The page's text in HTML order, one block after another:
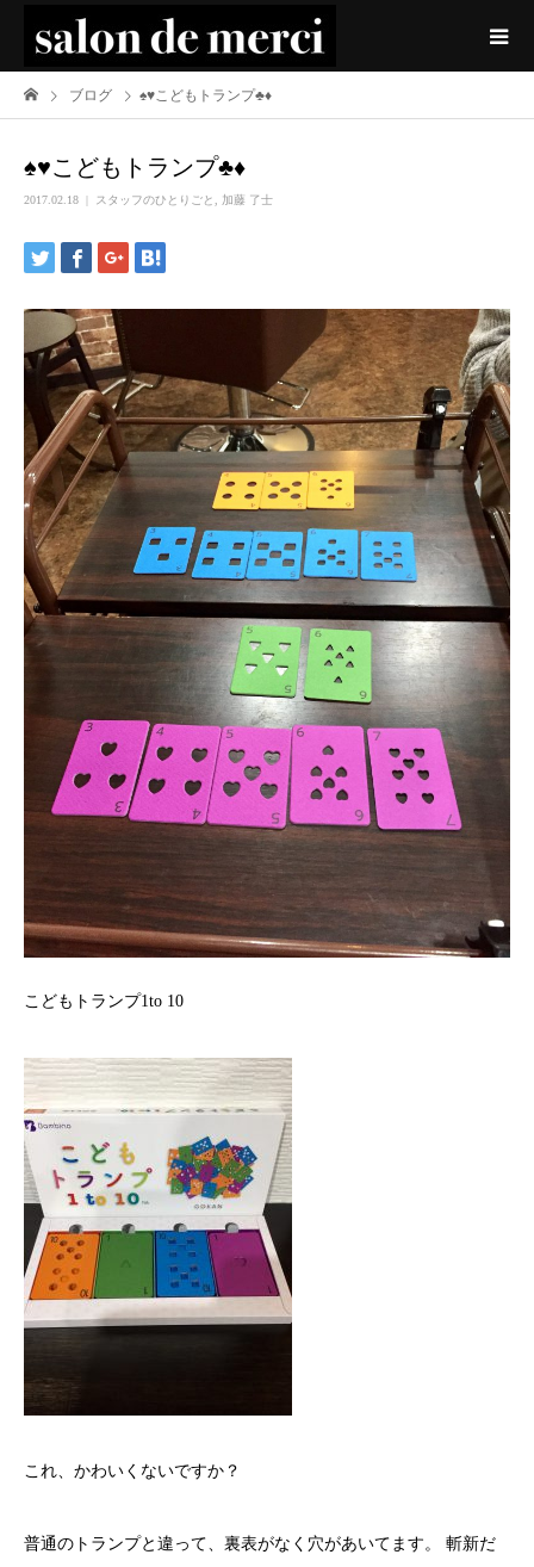
ブログ ♠️♥️こどもトランプ♣️♦️
♠️♥️こどもトランプ♣️♦️
2017.02.18 スタッフのひとりごと 加藤 了士
こどもトランプ1to 10
これ、かわいくないですか？
普通のトランプと違って、裏表がなく穴があいてます。 斬新だ